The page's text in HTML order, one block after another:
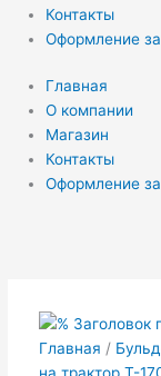
Контакты
Оформление
Главная
О компании
Магазин
Контакты
Оформление
Главная /
7315-
1